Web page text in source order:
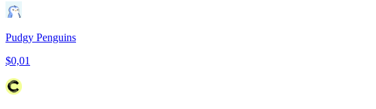
Pudgy Penguins
$0,01